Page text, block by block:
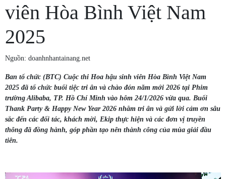
viên Hòa Bình Việt Nam
2025
Nguồn: doanhnhantainang.net
Ban tổ chức (BTC) Cuộc thi Hoa hậu sinh viên Hòa Bình Việt Nam
2025 đã tổ chức buổi tiệc tri ân và chào đón năm mới 2026 tại Phim
trường Alibaba, TP. Hồ Chí Minh vào hôm 24/1/2026 vừa qua. Buổi
Thank Party & Happy New Year 2026 nhằm tri ân và gửi lời cảm ơn sâu
sắc đến các đối tác, khách mời, Ekip thực hiện và các đơn vị truyền
thông đã đồng hành, góp phần tạo nên thành công của mùa giải đầu
tiên.